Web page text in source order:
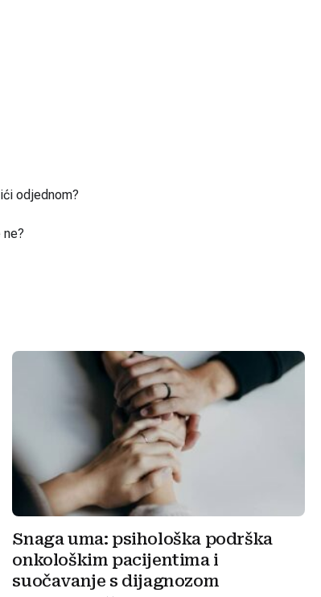
odjednom?
Snaga uma: psihološka podrška
onkološkim pacijentima i
suočavanje s dijagnozom